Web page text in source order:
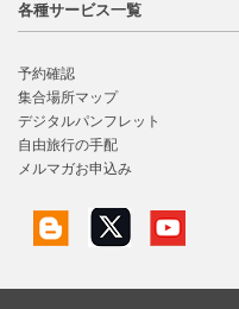
各種サービス一覧
予約確認
集合場所マップ
デジタルパンフレット
自由旅行の手配
メルマガお申込み